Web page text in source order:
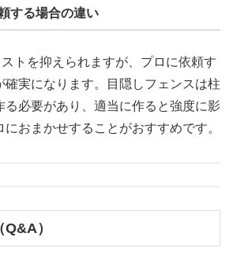
する場合の違い
トを抑えられますが、プロに依頼す
確実になります。目隠しフェンスは柱
る必要があり、適当に作ると強度に影
おまかせすることがおすすめです。
）